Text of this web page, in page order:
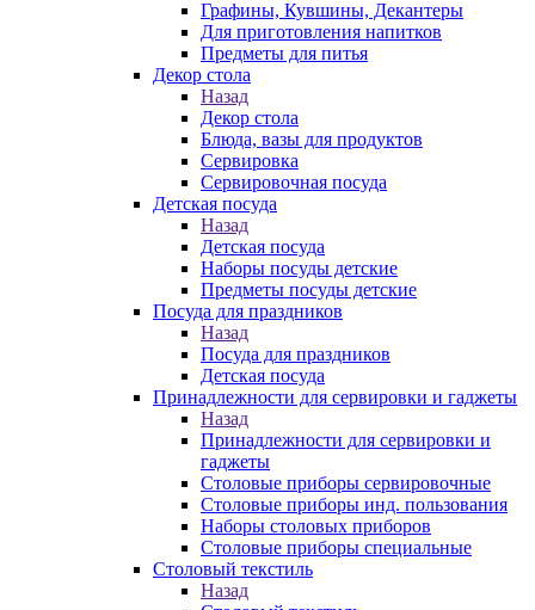
Графины, Кувшины, Декантеры
Для приготовления напитков
Предметы для питья
Декор стола
Назад
Декор стола
Блюда, вазы для продуктов
Сервировка
Сервировочная посуда
Детская посуда
Назад
Детская посуда
Наборы посуды детские
Предметы посуды детские
Посуда для праздников
Назад
Посуда для праздников
Детская посуда
Принадлежности для сервировки и гаджеты
Назад
Принадлежности для сервировки и
гаджеты
Столовые приборы сервировочные
Столовые приборы инд. пользования
Наборы столовых приборов
Столовые приборы специальные
Столовый текстиль
Назад